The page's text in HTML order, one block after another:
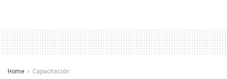
Home Capacitación